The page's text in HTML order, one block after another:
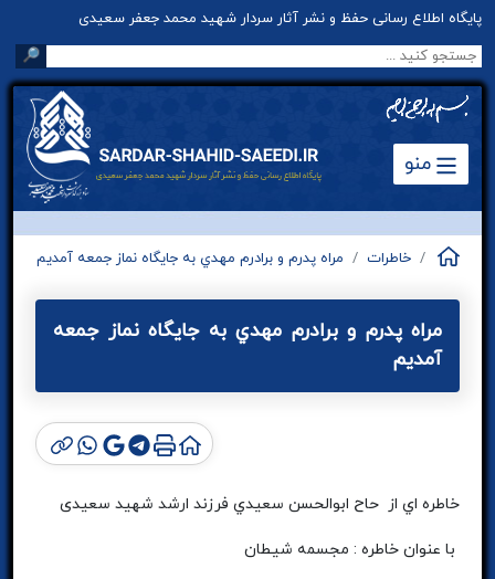
پایگاه اطلاع رسانی حفظ و نشر آثار سردار شهید محمد جعفر سعیدی
🔎
منو
خاطرات مراه پدرم و برادرم مهدي به جايگاه نماز جمعه آمديم
مراه پدرم و برادرم مهدي به جايگاه نماز جمعه
آمديم
خاطره اي از حاح ابوالحسن سعيدي فرزند ارشد شهید سعیدی
با عنوان خاطره : مجسمه شيطان